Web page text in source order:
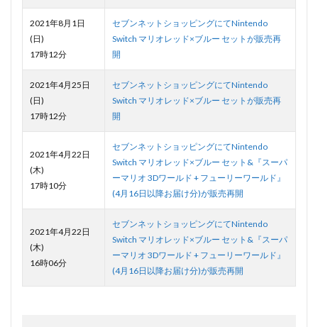
2021年8月1日
(日)
17時12分
セブンネットショッピングにてNintendo
Switch マリオレッド×ブルー セットが販売再
開
2021年4月25日
(日)
17時12分
セブンネットショッピングにてNintendo
Switch マリオレッド×ブルー セットが販売再
開
2021年4月22日
(木)
17時10分
セブンネットショッピングにてNintendo
Switch マリオレッド×ブルー セット&『スーパ
ーマリオ 3Dワールド + フューリーワールド』
(4月16日以降お届け分)が販売再開
2021年4月22日
(木)
16時06分
セブンネットショッピングにてNintendo
Switch マリオレッド×ブルー セット&『スーパ
ーマリオ 3Dワールド + フューリーワールド』
(4月16日以降お届け分)が販売再開